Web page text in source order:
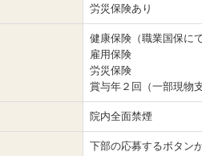
労災保険あり
健康保険（職業国保に
雇用保険
労災保険
賞与年２回（一部現物
院内全面禁煙
下部の応募するボタン